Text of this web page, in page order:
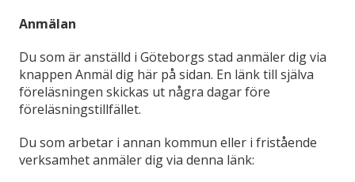
Anmälan
Du som är anställd i Göteborgs stad anmäler dig via
knappen Anmäl dig här på sidan. En länk till själva
föreläsningen skickas ut några dagar före
föreläsningstillfället.
Du som arbetar i annan kommun eller i fristående
verksamhet anmäler dig via denna länk: